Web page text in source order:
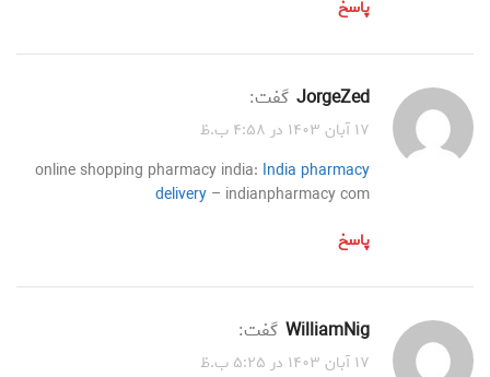
پاسخ
JorgeZed گفت:
۱۷ آبان ۱۴۰۳ در ۴:۵۸ ب.ظ
online shopping pharmacy india: India pharmacy
delivery – indianpharmacy com
پاسخ
WilliamNig گفت:
۱۷ آبان ۱۴۰۳ در ۵:۲۵ ب.ظ